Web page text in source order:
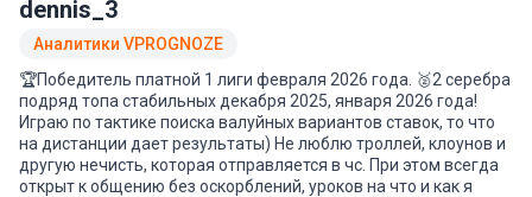
dennis_3
Аналитики VPROGNOZE
🏆Победитель платной 1 лиги февраля 2026 года. 🥈2 серебра
подряд топа стабильных декабря 2025, января 2026 года!
Играю по тактике поиска валуйных вариантов ставок, то что
на дистанции дает результаты) Не люблю троллей, клоунов и
другую нечисть, которая отправляется в чс. При этом всегда
открыт к общению без оскорблений, уроков на что и как я